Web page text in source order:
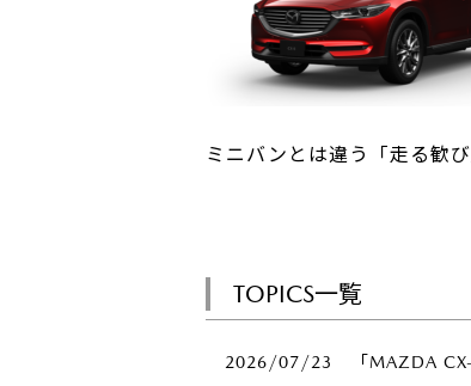
ミニバンとは違う「走る歓
TOPICS一覧
2026/07/23
「MAZDA